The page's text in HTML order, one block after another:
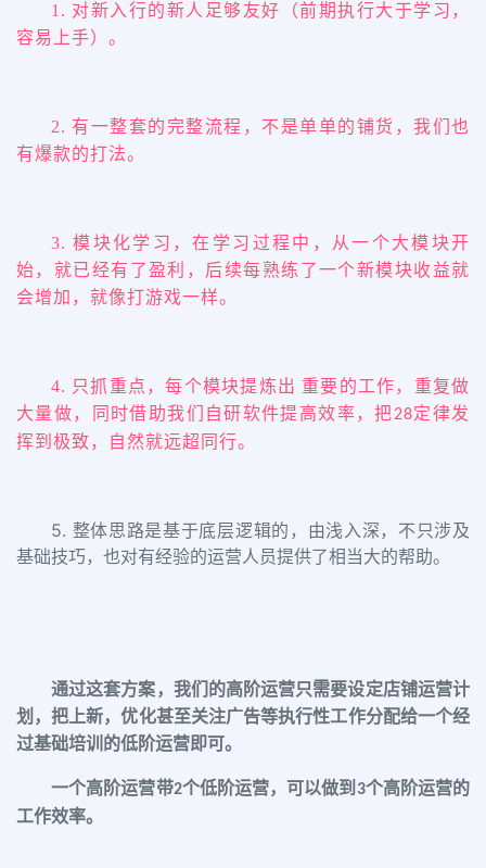
1. 对新入行的新人足够友好（前期执行大于学习，
容易上手）。
2. 有一整套的完整流程，不是单单的铺货，我们也
有爆款的打法。
3.模块化学习，在学习过程中，从一个大模块开
始，就已经有了盈利，后续每熟练了一个新模块收益就
会增加，就像打游戏一样。
4. 只抓重点，每个模块提炼出 重要的工作，重复做
大量做，同时借助我们自研软件提高效率，把28定律发
挥到极致，自然就远超同行。
5. 整体思路是基于底层逻辑的，由浅入深，不只涉及
基础技巧，也对有经验的运营人员提供了相当大的帮助。
通过这套方案，我们的高阶运营只需要设定店铺运营计
划，把上新，优化甚至关注广告等执行性工作分配给一个经
过基础培训的低阶运营即可。
一个高阶运营带2个低阶运营，可以做到 3个高阶运营的
工作效率。